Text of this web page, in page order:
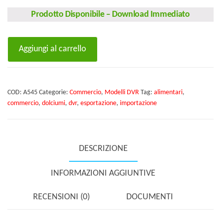
Prodotto Disponibile – Download Immediato
esportazione,
Aggiungi al carrello
COD: A545 Categorie: Commercio, Modelli DVR Tag: alimentari,
commercio, dolciumi, dvr, esportazione, importazione
DESCRIZIONE
INFORMAZIONI AGGIUNTIVE
RECENSIONI (0) DOCUMENTI